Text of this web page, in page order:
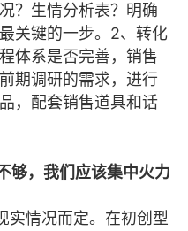
新闻发
进提质攻
一揽子政
？生情分析表？明确
关键的一步。2、转化
体系是否完善，销售
期调研的需求，进行
，配套销售道具和话
够，我们应该集中火力
实情况而定。在初创型